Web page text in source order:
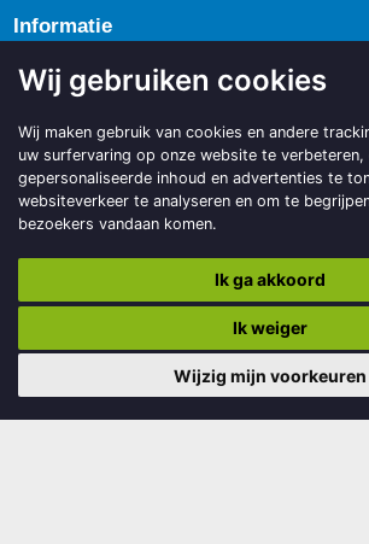
Wij gebruiken cookies
Wij maken gebruik van cookies en andere
uw surfervaring op onze website te verbeteren,
gepersonaliseerde inhoud en advertenties te
websiteverkeer te analyseren en om te
bezoekers vandaan komen.
Ik ga akkoord
Ik weiger
Wijzig mijn voorkeuren
Informatie
Bestuur
Vrijwilligers
Donateurs
Sponsors
Anbi